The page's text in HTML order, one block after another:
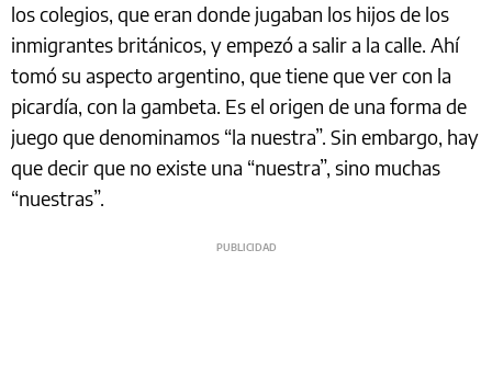
los colegios, que eran donde jugaban los hijos de los
inmigrantes británicos, y empezó a salir a la calle. Ahí
tomó su aspecto argentino, que tiene que ver con la
picardía, con la gambeta. Es el origen de una forma de
juego que denominamos “la nuestra”. Sin embargo, hay
que decir que no existe una “nuestra”, sino muchas
“nuestras”.